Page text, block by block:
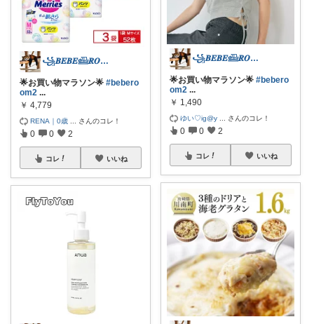
꧁𝑩𝑬𝑩𝑬𓊝𝑹𝑶𝑶𝑴꧂
🌟お買い物マラソン🌟 #bebero
om2 ...
￥ 4,779
RENA｜0歳 さんのコレ！
0 0 2
コレ いいね
꧁𝑩𝑬𝑩𝑬𓊝𝑹𝑶𝑶𝑴꧂
🌟お買い物マラソン🌟 #bebero
om2 ...
￥ 1,490
ゆい♡ig@y さんのコレ！
0 0 2
コレ いいね